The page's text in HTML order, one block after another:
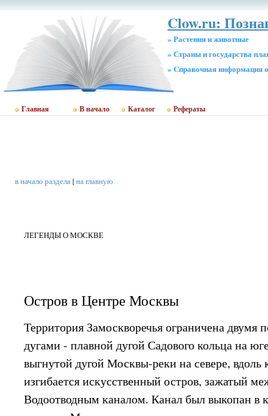
Clow.ru:
» Растения и животные
» Страны и государства
» Cправочная информация
Главная В начало Каталог Рефераты
в начало раздела| на главную
ЛЕГЕНДЫ О МОСКВЕ
Остров в Центре Москвы
Территория Замоскворечья ограничена двумя
дугами - плавной дугой Садового кольца на
выгнутой дугой Москвы-реки на севере, вдоль
изгибается искусственный остров, зажатый
Водоотводным каналом. Канал был выкопан в